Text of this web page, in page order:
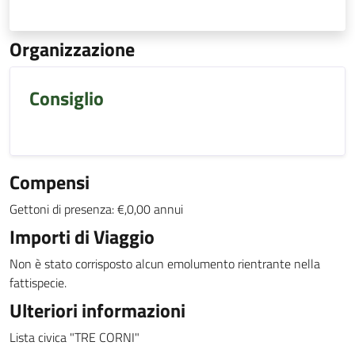
Organizzazione
Consiglio
Compensi
Gettoni di presenza: €,0,00 annui
Importi di Viaggio
Non è stato corrisposto alcun emolumento rientrante nella
fattispecie.
Ulteriori informazioni
Lista civica "TRE CORNI"